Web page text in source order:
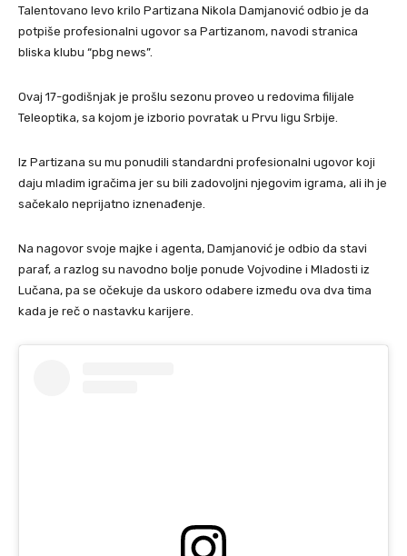
Talentovano levo krilo Partizana Nikola Damjanović odbio je da
potpiše profesionalni ugovor sa Partizanom, navodi stranica
bliska klubu “pbg news”.
Ovaj 17-godišnjak je prošlu sezonu proveo u redovima filijale
Teleoptika, sa kojom je izborio povratak u Prvu ligu Srbije.
Iz Partizana su mu ponudili standardni profesionalni ugovor koji
daju mladim igračima jer su bili zadovoljni njegovim igrama, ali ih je
sačekalo neprijatno iznenađenje.
Na nagovor svoje majke i agenta, Damjanović je odbio da stavi
paraf, a razlog su navodno bolje ponude Vojvodine i Mladosti iz
Lučana, pa se očekuje da uskoro odabere između ova dva tima
kada je reč o nastavku karijere.